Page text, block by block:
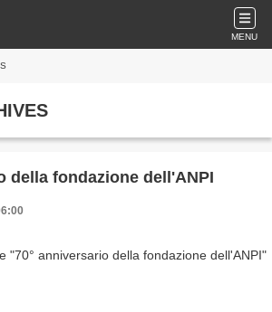
MENU
della fondazione dell'ANPI